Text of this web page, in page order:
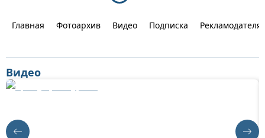
Главная Фотоархив Видео Подписка
Видео